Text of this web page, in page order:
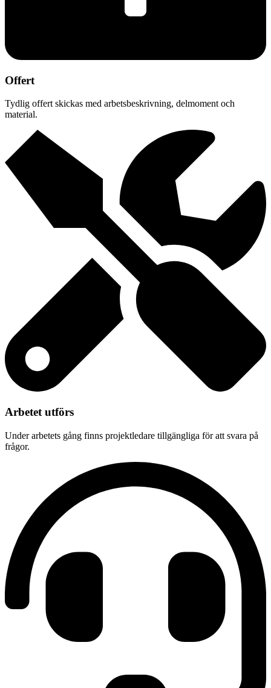
Offert
Tydlig offert skickas med arbetsbeskrivning, delmoment och
material.
Arbetet utförs
Under arbetets gång finns projektledare tillgängliga för att svara på
frågor.